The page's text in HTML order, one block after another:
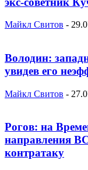
Майкл Свитов -
Володин:
увидев его
Майкл Свитов -
Рогов: на
направления
контратаку